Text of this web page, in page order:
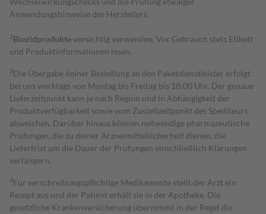
Anwendungshinweise des Herstellers.
2Biozidproduktevorsichtig verwenden. Vor Gebrauch stets Etikett
und Produktinformationen lesen.
3Die Übergabe deiner Bestellung an den Paketdienstleister erfolgt
bei uns werktags von Montag bis Freitag bis 18:00 Uhr. Der genaue
Lieferzeitpunkt kann je nach Region und in Abhängigkeit der
Produktverfügbarkeit sowie vom Zustellzeitpunkt des Spediteurs
abweichen. Darüber hinaus können notwendige pharmazeutische
Prüfungen, die zu deiner Arzneimittelsicherheit dienen, die
Lieferfrist um die Dauer der Prüfungen einschließlich Klärungen
verlängern.
4Für verschreibungspflichtige Medikamente stellt der Arzt ein
Rezept aus und der Patient erhält sie in der Apotheke. Die
gesetzliche Krankenversicherung übernimmt in der Regel die